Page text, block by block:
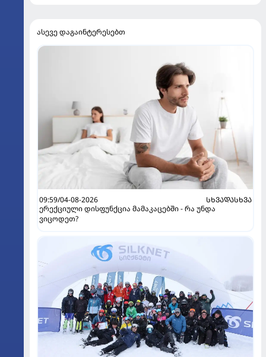
ასევე დაგაინტერესებთ
09:59/04-08-2026
ᲡᲮᲕᲐᲓᲐᲡᲮᲕᲐ
ერექციული დისფუნქცია მამაკაცებში - რა უნდა
ვიცოდეთ?